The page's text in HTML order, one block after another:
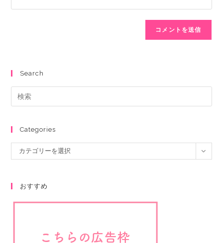
Search
Categories
カテゴリーを選択
おすすめ